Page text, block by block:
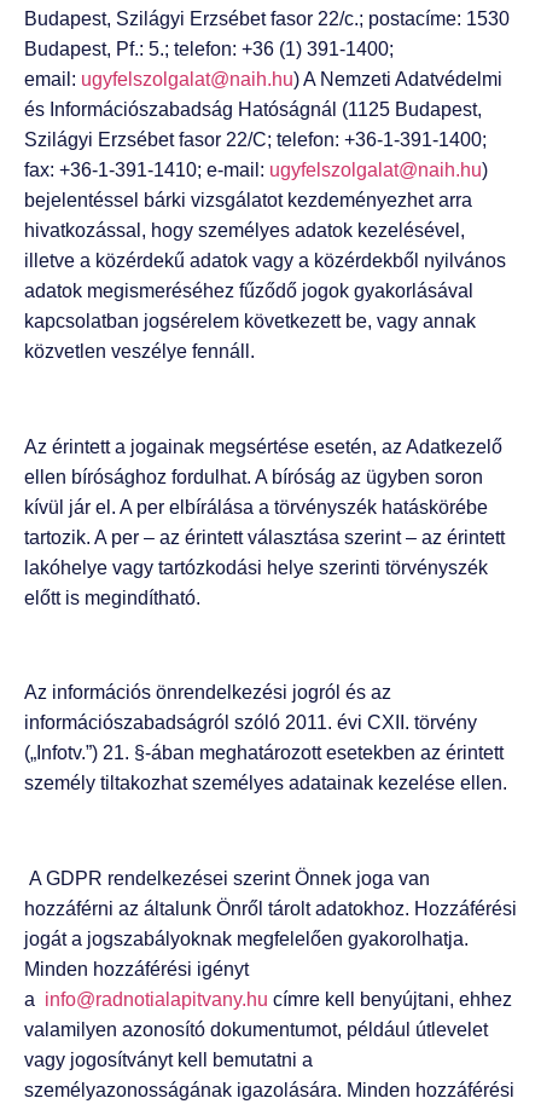
Budapest, Szilágyi Erzsébet fasor 22/c.; postacíme: 1530
Budapest, Pf.: 5.; telefon: +36 (1) 391-1400;
email: ugyfelszolgalat@naih.hu) A Nemzeti Adatvédelmi
és Információszabadság Hatóságnál (1125 Budapest,
Szilágyi Erzsébet fasor 22/C; telefon: +36-1-391-1400;
fax: +36-1-391-1410; e-mail: ugyfelszolgalat@naih.hu)
bejelentéssel bárki vizsgálatot kezdeményezhet arra
hivatkozással, hogy személyes adatok kezelésével,
illetve a közérdekű adatok vagy a közérdekből nyilvános
adatok megismeréséhez fűződő jogok gyakorlásával
kapcsolatban jogsérelem következett be, vagy annak
közvetlen veszélye fennáll.
Az érintett a jogainak megsértése esetén, az Adatkezelő
ellen bírósághoz fordulhat. A bíróság az ügyben soron
kívül jár el. A per elbírálása a törvényszék hatáskörébe
tartozik. A per – az érintett választása szerint – az érintett
lakóhelye vagy tartózkodási helye szerinti törvényszék
előtt is megindítható.
Az információs önrendelkezési jogról és az
információszabadságról szóló 2011. évi CXII. törvény
(„Infotv.”) 21. §-ában meghatározott esetekben az érintett
személy tiltakozhat személyes adatainak kezelése ellen.
A GDPR rendelkezései szerint Önnek joga van
hozzáférni az általunk Önről tárolt adatokhoz. Hozzáférési
jogát a jogszabályoknak megfelelően gyakorolhatja.
Minden hozzáférési igényt
a info@radnotialapitvany.hu címre kell benyújtani, ehhez
valamilyen azonosító dokumentumot, például útlevelet
vagy jogosítványt kell bemutatni a
személyazonosságának igazolására. Minden hozzáférési